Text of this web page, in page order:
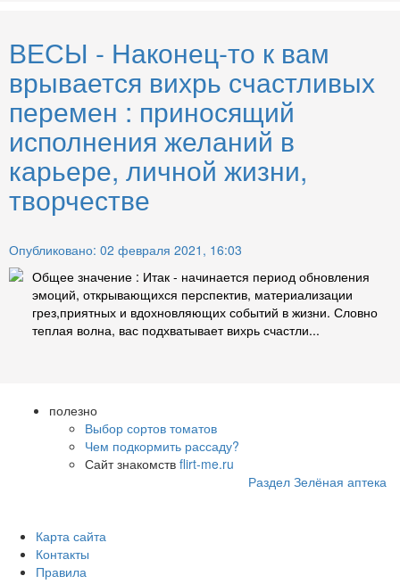
ВЕСЫ - Наконец-то к вам
врывается вихрь счастливых
перемен : приносящий
исполнения желаний в
карьере, личной жизни,
творчестве
Опубликовано: 02 февраля 2021, 16:03
Общее значение : Итак - начинается период обновления
эмоций, открывающихся перспектив, материализации
грез,приятных и вдохновляющих событий в жизни. Словно
теплая волна, вас подхватывает вихрь счастли...
полезно
Выбор сортов томатов
Чем подкормить рассаду?
Сайт знакомств flirt-me.ru
Раздел Зелёная аптека
Карта сайта
Контакты
Правила